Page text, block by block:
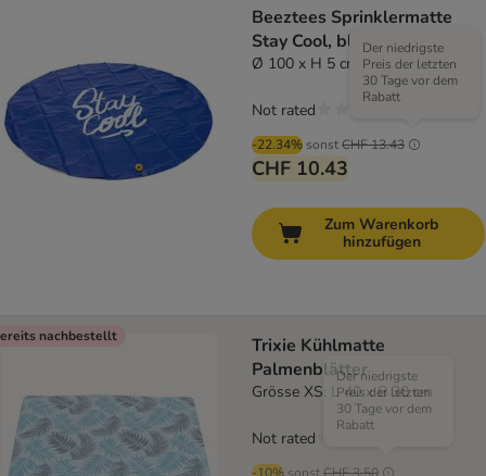
Beeztees Sprinklermatte
Stay Cool, blau
Ø 100 x H 5 cm
-22.34% sonstCHF 13.43
Der niedrigste
Preis der letzten
30 Tage vor dem
Rabatt
CHF 10.43
Not rated
Zum Warenkorb
hinzufügen
nachbestellt
Trixie Kühlmatte
Palmenblätter
Grösse XS: L 40 x B 30 cm
Der niedrigste
Preis der letzten
30 Tage vor dem
Rabatt
Not rated